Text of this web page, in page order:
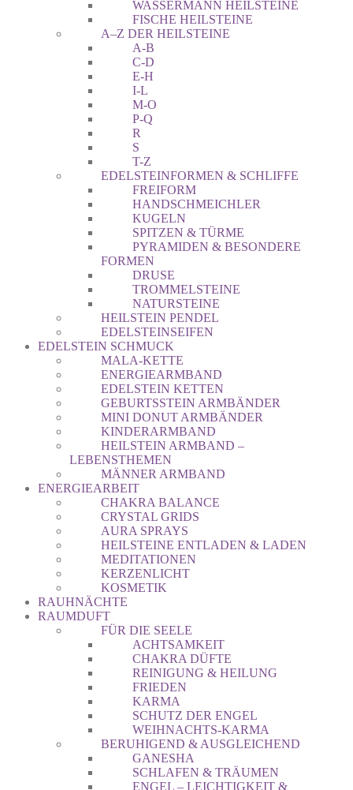
WASSERMANN HEILSTEINE
FISCHE HEILSTEINE
A–Z DER HEILSTEINE
A-B
C-D
E-H
I-L
M-O
P-Q
R
S
T-Z
EDELSTEINFORMEN & SCHLIFFE
FREIFORM
HANDSCHMEICHLER
KUGELN
SPITZEN & TÜRME
PYRAMIDEN & BESONDERE
FORMEN
DRUSE
TROMMELSTEINE
NATURSTEINE
HEILSTEIN PENDEL
EDELSTEINSEIFEN
EDELSTEIN SCHMUCK
MALA-KETTE
ENERGIEARMBAND
EDELSTEIN KETTEN
GEBURTSSTEIN ARMBÄNDER
MINI DONUT ARMBÄNDER
KINDERARMBAND
HEILSTEIN ARMBAND –
LEBENSTHEMEN
MÄNNER ARMBAND
ENERGIEARBEIT
CHAKRA BALANCE
CRYSTAL GRIDS
AURA SPRAYS
HEILSTEINE ENTLADEN & LADEN
MEDITATIONEN
KERZENLICHT
KOSMETIK
RAUHNÄCHTE
RAUMDUFT
FÜR DIE SEELE
ACHTSAMKEIT
CHAKRA DÜFTE
REINIGUNG & HEILUNG
FRIEDEN
KARMA
SCHUTZ DER ENGEL
WEIHNACHTS-KARMA
BERUHIGEND & AUSGLEICHEND
GANESHA
SCHLAFEN & TRÄUMEN
ENGEL – LEICHTIGKEIT &